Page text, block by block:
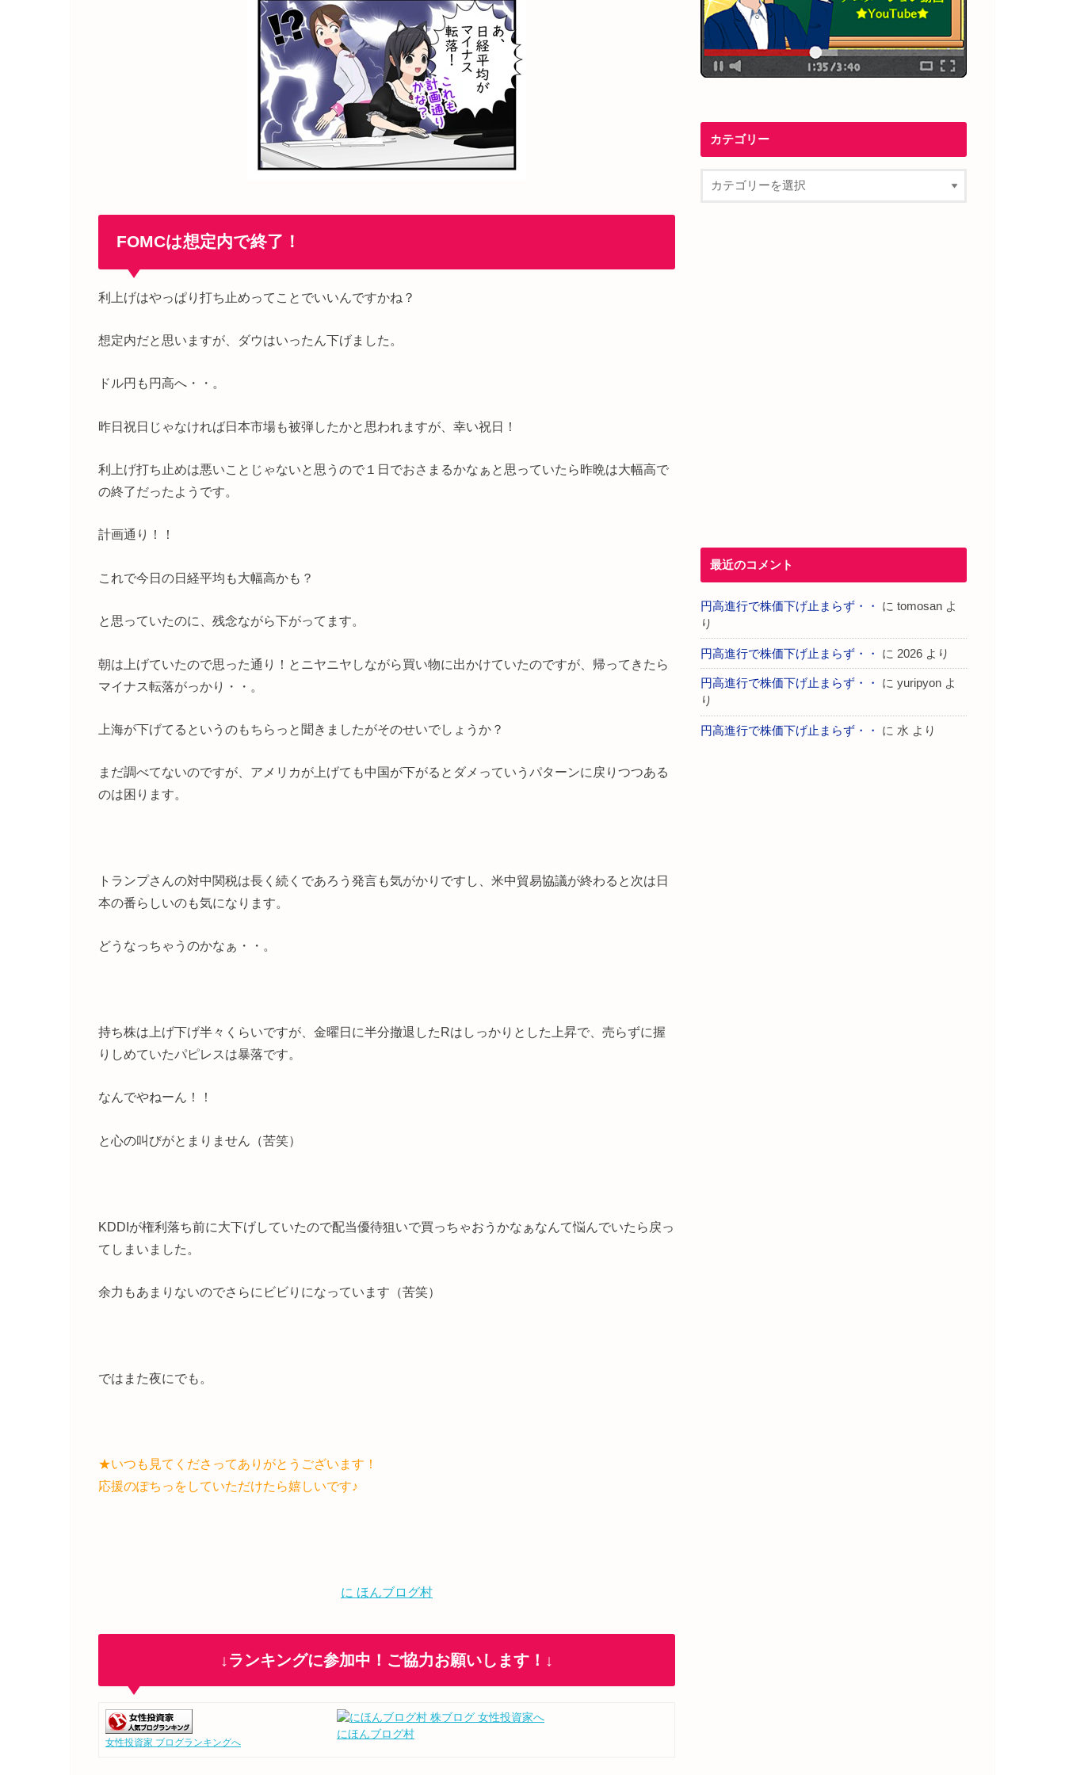
FOMCは想定内で終了！
利上げはやっぱり打ち止めってことでいいんですかね？
想定内だと思いますが、ダウはいったん下げました。
ドル円も円高へ・・。
昨日祝日じゃなければ日本市場も被弾したかと思われますが、幸い祝日！
利上げ打ち止めは悪いことじゃないと思うので１日でおさまるかなぁと思っていたら昨晩は大幅高で
の終了だったようです。
計画通り！！
これで今日の日経平均も大幅高かも？
と思っていたのに、残念ながら下がってます。
朝は上げていたので思った通り！とニヤニヤしながら買い物に出かけていたのですが、帰ってきたら
マイナス転落がっかり・・。
上海が下げてるというのもちらっと聞きましたがそのせいでしょうか？
まだ調べてないのですが、アメリカが上げても中国が下がるとダメっていうパターンに戻りつつある
のは困ります。
トランプさんの対中関税は長く続くであろう発言も気がかりですし、米中貿易協議が終わると次は日
本の番らしいのも気になります。
どうなっちゃうのかなぁ・・。
持ち株は上げ下げ半々くらいですが、金曜日に半分撤退したRはしっかりとした上昇で、売らずに握
りしめていたパピレスは暴落です。
なんでやねーん！！
と心の叫びがとまりません（苦笑）
KDDIが権利落ち前に大下げしていたので配当優待狙いで買っちゃおうかなぁなんて悩んでいたら戻っ
てしまいました。
余力もあまりないのでさらにビビりになっています（苦笑）
ではまた夜にでも。
★いつも見てくださってありがとうございます！
応援のぽちっをしていただけたら嬉しいです♪
に ほんブログ村
↓ランキングに参加中！ご協力お願いします！↓
女性投資家 ブログランキングへ
にほんブログ村
カテゴリー
最近のコメント
円高進行で株価下げ止まらず・・ に tomosan よ
り
円高進行で株価下げ止まらず・・ に 2026 より
円高進行で株価下げ止まらず・・ に yuripyon よ
り
円高進行で株価下げ止まらず・・ に 水 より